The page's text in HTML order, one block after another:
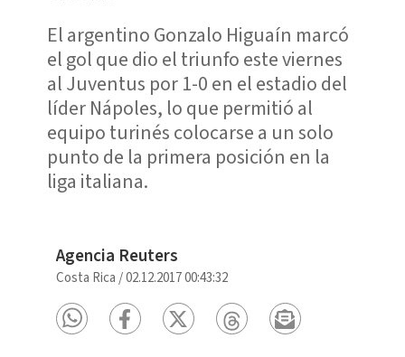
El argentino Gonzalo Higuaín marcó
el gol que dio el triunfo este viernes
al Juventus por 1-0 en el estadio del
líder Nápoles, lo que permitió al
equipo turinés colocarse a un solo
punto de la primera posición en la
liga italiana.
Agencia Reuters
Costa Rica /02.12.2017 00:43:32